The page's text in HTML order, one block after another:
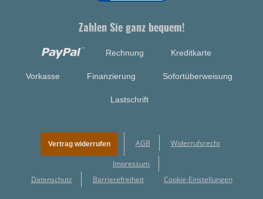
Zahlen Sie ganz bequem!
Rechnung Kreditkarte
Vorkasse Finanzierung Sofortüberweisung
Lastschrift
Vertrag widerrufen AGB Widerrufsrecht
Impressum
Datenschutz
Barrierefreiheit Cookie-Einstellungen